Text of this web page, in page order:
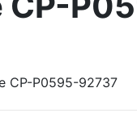
CP-P0595-92737